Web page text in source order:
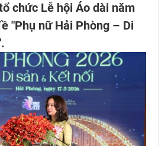
chức Lễ hội Áo dài năm
"Phụ nữ Hải Phòng – Di